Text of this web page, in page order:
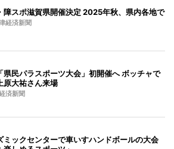
障スポ滋賀県開催決定 2025年秋、県内各地で
経済新聞
県民パラスポーツ大会」初開催へ ボッチャで
原大祐さん来場
済新聞
ミックセンターで車いすハンドボールの大会